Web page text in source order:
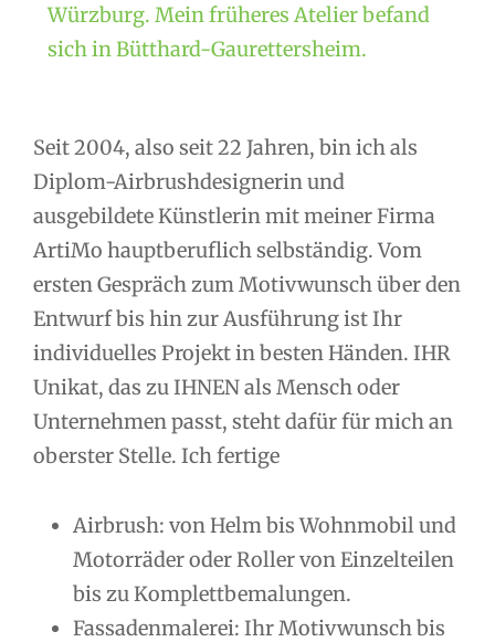
Würzburg. Mein früheres Atelier befand
sich in Bütthard-Gaurettersheim.
Seit 2004, also seit 22 Jahren, bin ich als
Diplom-Airbrushdesignerin und
ausgebildete Künstlerin mit meiner Firma
ArtiMo hauptberuflich selbständig. Vom
ersten Gespräch zum Motivwunsch über den
Entwurf bis hin zur Ausführung ist Ihr
individuelles Projekt in besten Händen. IHR
Unikat, das zu IHNEN als Mensch oder
Unternehmen passt, steht dafür für mich an
oberster Stelle. Ich fertige
Airbrush: von Helm bis Wohnmobil und
Motorräder oder Roller von Einzelteilen
bis zu Komplettbemalungen.
Fassadenmalerei: Ihr Motivwunsch bis